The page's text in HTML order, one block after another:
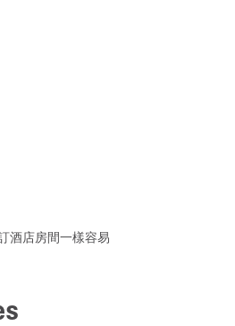
酒店房間一樣容易